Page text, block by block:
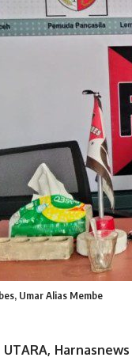
Umar Alias Membe
UTARA, Harnasnews